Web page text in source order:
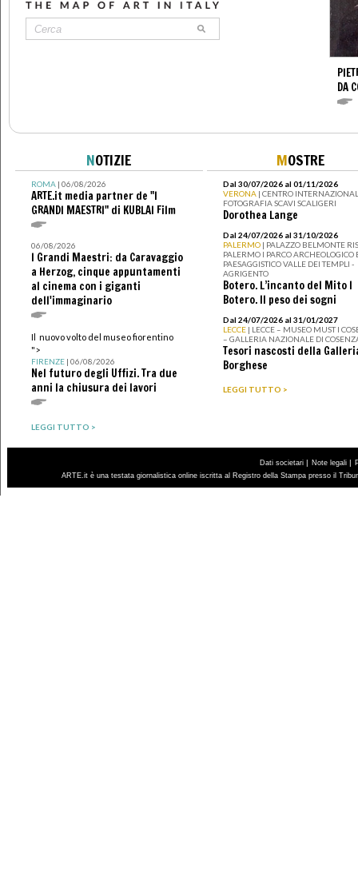
DA
NOTIZIE
ROMA| 06/08/2026
ARTE.it media partner de "I
GRANDI MAESTRI" di KUBLAI Film
06/08/2026
I Grandi Maestri: da Caravaggio
a Herzog, cinque appuntamenti
al cinema con i giganti
dell'immaginario
Il nuovo volto del museo fiorentino
">
FIRENZE| 06/08/2026
Nel futuro degli Uffizi. Tra due
anni la chiusura dei lavori
LEGGI TUTTO >
MOSTRE
Dal 30/07/2026 al 01/11/2026
VERONA | CENTRO
FOTOGRAFIA SCAVI SCALIGERI
Dorothea Lange
Dal 24/07/2026 al 31/10/2026
PALERMO | PALAZZO BELMONTE
PALERMO I PARCO ARCHEOLOGICO
PAESAGGISTICO VALLE DEI TEMPLI -
AGRIGENTO
Botero. L’incanto del Mito I
Botero. Il peso dei sogni
Dal 24/07/2026 al 31/01/2027
LECCE | LECCE – MUSEO MUST I
– GALLERIA NAZIONALE DI
Tesori nascosti della
Borghese
LEGGI TUTTO >
Dati societari | Note legali |
ARTE.it è una testata giornalistica online iscritta al Registro della Stampa presso il